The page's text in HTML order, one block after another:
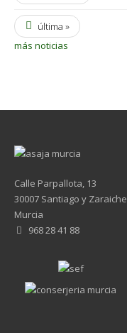
última »
más noticias
Calle Parpallota, 13
30007 Santiago y Zaraiche
Murcia
968 28 41 88